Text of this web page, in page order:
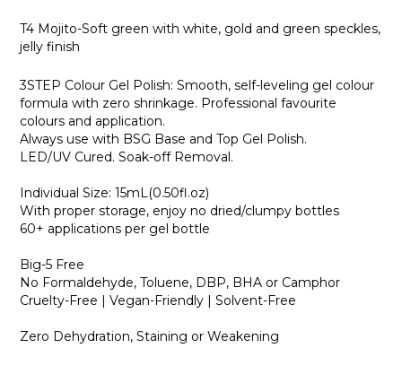
T4 Mojito-Soft green with white, gold and green speckles,
jelly finish
3STEP Colour Gel Polish: Smooth, self-leveling gel colour
formula with zero shrinkage. Professional favourite
colours and application.
Always use with BSG Base and Top Gel Polish.
LED/UV Cured. Soak-off Removal.
Individual Size: 15mL(0.50fl.oz)
With proper storage, enjoy no dried/clumpy bottles
60+ applications per gel bottle
Big-5 Free
No Formaldehyde, Toluene, DBP, BHA or Camphor
Cruelty-Free | Vegan-Friendly | Solvent-Free
Zero Dehydration, Staining or Weakening